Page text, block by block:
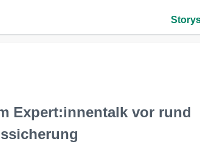
Expert:innentalk vor rund